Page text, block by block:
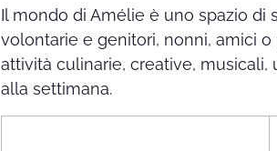
Il mondo di Amélie è uno spazio di
volontarie e genitori, nonni, amici
attività culinarie, creative,
alla settimana.